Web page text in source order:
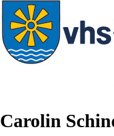
Carolin